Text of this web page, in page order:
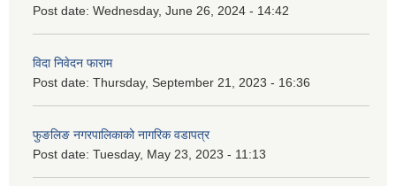
Post date: Wednesday, June 26, 2024 - 14:42
विदा निवेदन फाराम
Post date: Thursday, September 21, 2023 - 16:36
फुङलिङ नगरपालिकाको नागरिक वडापत्र
Post date: Tuesday, May 23, 2023 - 11:13